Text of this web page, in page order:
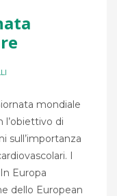
mondiale
l’obiettivo di
sull’importanza
I
Europa
dello European